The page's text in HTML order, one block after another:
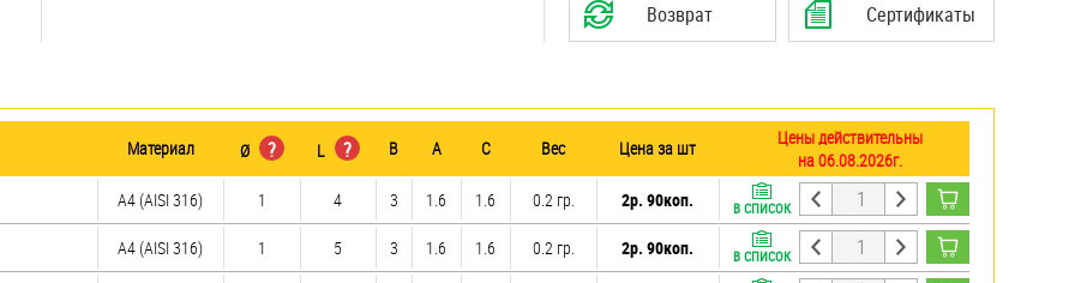
Возврат Сертификаты
Материал Ø ? L ? B A C Вес Цена за шт
Цены действительны
на 06.08.2026г.
A4 (AISI 316) 1 4 3 1.6 1.6 0.2 гр. 2р. 90коп. В СПИСОК
A4 (AISI 316) 1 5 3 1.6 1.6 0.2 гр. 2р. 90коп. В СПИСОК